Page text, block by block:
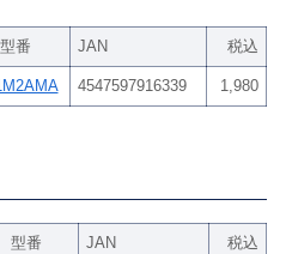
型番 JAN 税込
4547597916339 1,980
型番 JAN 税込